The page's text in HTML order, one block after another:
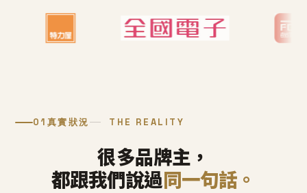
01 真實狀況 THE REALITY
很多品牌主，
都跟我們說過同一句話。